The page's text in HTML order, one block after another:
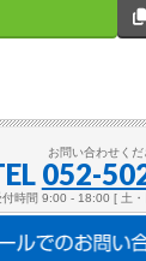
お問い合わせくだ
052-
付時間 9:00 - 18:00 [ 土